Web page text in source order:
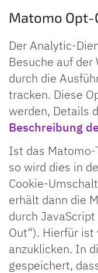
Matomo Opt-
Der Analytic-
Besuche auf der
durch die
tracken. Diese
werden, Details
Beschreibung
Ist das Matomo-
so wird dies in
Cookie-
erhält dann die
durch
Out“). Hierfür
anzuklicken. In
gespeichert,